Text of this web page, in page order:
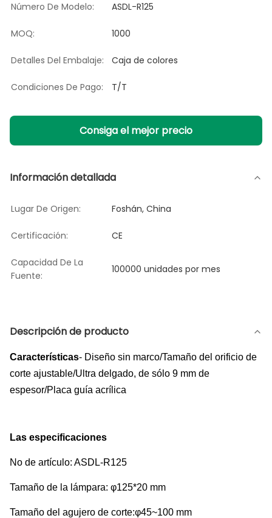
Número De Modelo: ASDL-R125
MOQ: 1000
Detalles Del Embalaje: Caja de colores
Condiciones De Pago: T/T
Consiga el mejor precio
Información detallada
Lugar De Origen: Foshán, China
Certificación: CE
Capacidad De La
Fuente:
100000 unidades por mes
Descripción de producto
Características- Diseño sin marco/Tamaño del orificio de
corte ajustable/Ultra delgado, de sólo 9 mm de
espesor/Placa guía acrílica
Las especificaciones
No de artículo: ASDL-R125
Tamaño de la lámpara: φ125*20 mm
Tamaño del agujero de corte:φ45~100 mm